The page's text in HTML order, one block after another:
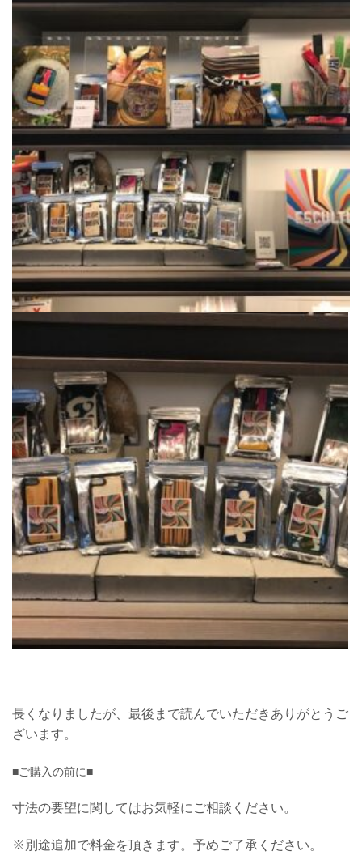
長くなりましたが、最後まで読んでいただきありがとうご
ざいます。
■ご購入の前に■
寸法の要望に関してはお気軽にご相談ください。
※別途追加で料金を頂きます。予めご了承ください。